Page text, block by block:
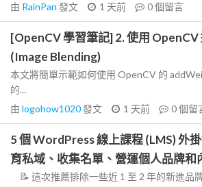
由 RainPan 發文 1 天前 0個留言
[OpenCV 學習筆記] 2. 使用 OpenCV
(Image Blending)
本文將簡單示範如何使用 OpenCV 的
的...
由 logohow1020發文 1 天前 0個留
5 個 WordPress 線上課程 (LMS) 外
育私域、收集名單、營運個人品牌和
📝 這次推薦排除一些近 1 至 2 年的新進品